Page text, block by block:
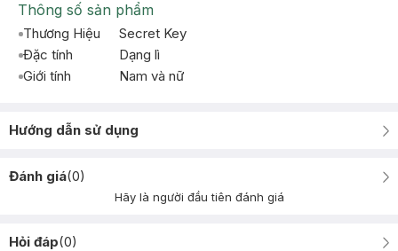
Thông số sản phẩm
Thương Hiệu
Secret Key
Đặc tính
Dạng lì
Giới tính
Nam và nữ
Hướng dẫn sử dụng
Đánh giá(0)
Hãy là người đầu tiên đánh giá
Hỏi đáp(0)